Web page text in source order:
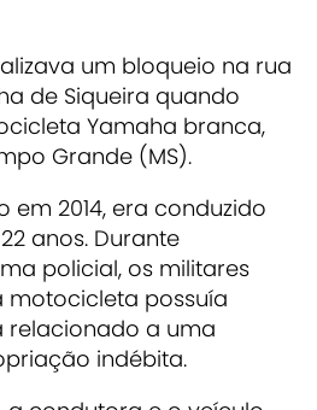
um bloqueio na rua
de Siqueira quando
Yamaha branca,
Grande (MS).
em 2014, era conduzido
anos. Durante
policial, os militares
possuía
relacionado a uma
indébita.